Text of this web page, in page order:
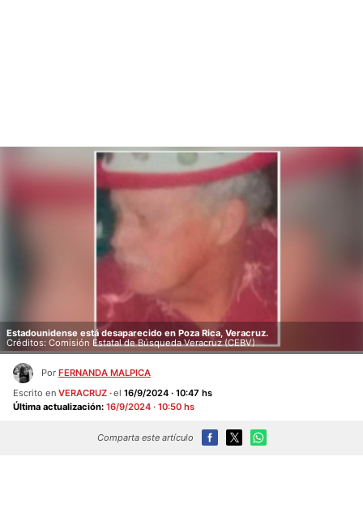
Estadounidense está desaparecido en Poza Rica, Veracruz.
Créditos: Comisión Estatal de Búsqueda Veracruz (CEBV)
Por FERNANDA MALPICA
Escrito en VERACRUZ el 16/9/2024 · 10:47 hs
Última actualización: 16/9/2024 · 10:50 hs
Comparta este artículo